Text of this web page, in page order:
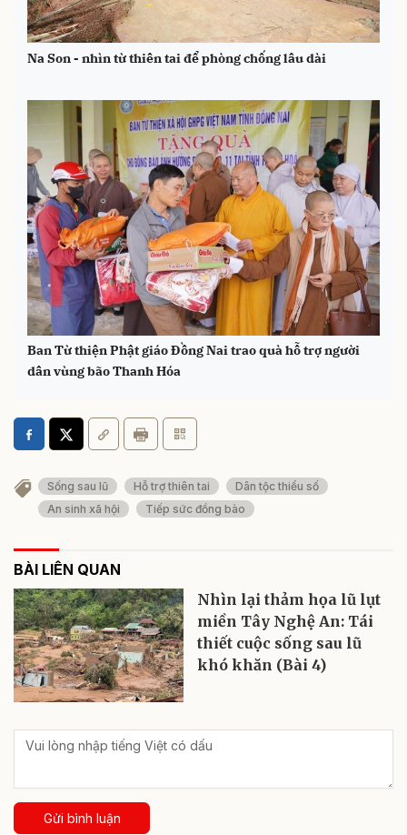
Na Son - nhìn từ thiên tai để phòng chống lâu dài
Ban Từ thiện Phật giáo Đồng Nai trao quà hỗ trợ người
dân vùng bão Thanh Hóa
Sống sau lũ Hỗ trợ thiên tai
Dân tộc thiểu số
An sinh xã hội
Tiếp sức đồng bào
BÀI LIÊN QUAN
Nhìn lại thảm họa lũ lụt
miền Tây Nghệ An: Tái
thiết cuộc sống sau lũ
khó khăn (Bài 4)
Gửi bình luận